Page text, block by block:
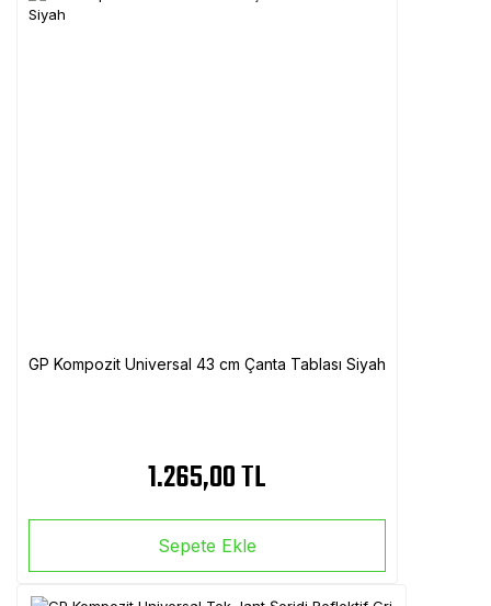
GP Kompozit Universal 43 cm Çanta Tablası Siyah
1.265,00 TL
Sepete Ekle